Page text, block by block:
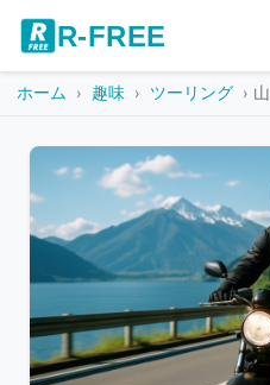
R-FREE
ホーム 趣味 ツーリング